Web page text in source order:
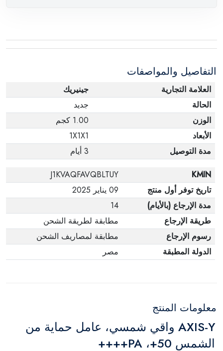
التفاصيل والمواصفات
العلامة التجارية
جينيريك
الحالة
جديد
الوزن
1.00 كجم
الأبعاد
1X1X1
مدة التوصيل
3 أيام
KMIN
J1KVAQFAVQBLTUY
تاريخ توفر أول منتج
09 يناير 2025
مدة الإرجاع (بالأيام)
14
طريقة الإرجاع
مطابقة لطريقة الشحن
رسوم الإرجاع
مطابقة لمصاريف الشحن
الدولة المطبقة
مصر
معلومات المنتج
AXIS-Y واقي شمسي، عامل حماية من
الشمس 50+، PA++++